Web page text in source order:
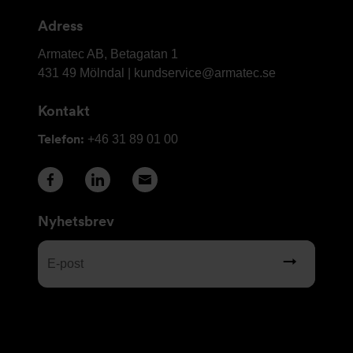
Adress
Armatec
AB
Armatec AB, Betagatan 1
431 49 Mölndal |
kundservice@armatec.se
Kontakt
Telefon: +46 31 89 01 00
Nyhetsbrev
E-
post
(Obligatoriskt)